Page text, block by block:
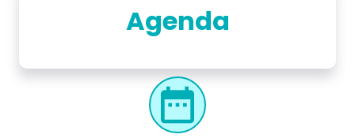
Agenda
date_range